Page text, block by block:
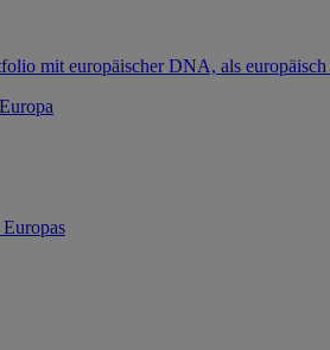
mit europäischer DNA, als